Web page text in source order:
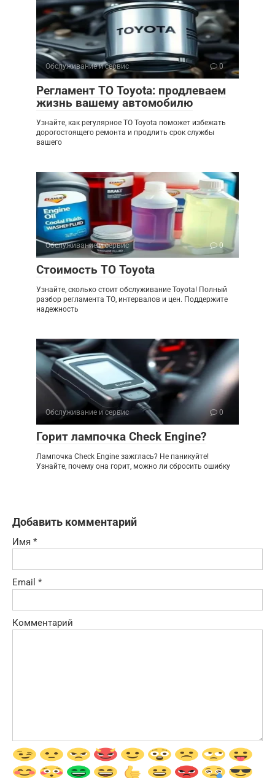
Обслуживание и сервис 0
Регламент ТО Toyota: продлеваем
жизнь вашему автомобилю
Узнайте, как регулярное ТО Toyota поможет избежать
дорогостоящего ремонта и продлить срок службы
вашего
Обслуживание и сервис 0
Стоимость ТО Toyota
Узнайте, сколько стоит обслуживание Toyota! Полный
разбор регламента ТО, интервалов и цен. Поддержите
надежность
Обслуживание и сервис 0
Горит лампочка Check Engine?
Лампочка Check Engine зажглась? Не паникуйте!
Узнайте, почему она горит, можно ли сбросить ошибку
Добавить комментарий
Имя *
Email *
Комментарий